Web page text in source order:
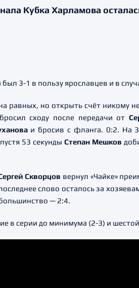
Кубка Харламова
3-1 в пользу ярославцев и в
но открыть счёт никому
сходу после передачи от
и бросив с фланга. 0:2. На
53 секунды Степан Мешков
Скворцов вернул «Чайке»
слово осталось за
— 2:4.
в серии до минимума (2-3) и